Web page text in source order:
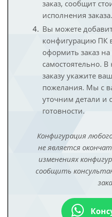
заказ, сообщит
исполнения заказа.
Вы можете
конфигурацию ПК
оформить заказ на
самостоятельно.
заказу укажите
пожелания. Мы с
уточним детали и
готовности.
Конфигурация
не является
изменениях
сообщить